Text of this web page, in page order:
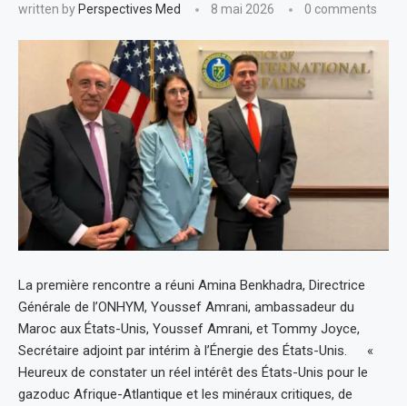
written by Perspectives Med 8 mai 2026 0 comments
La première rencontre a réuni Amina Benkhadra, Directrice
Générale de l’ONHYM, Youssef Amrani, ambassadeur du
Maroc aux États-Unis, Youssef Amrani, et Tommy Joyce,
Secrétaire adjoint par intérim à l’Énergie des États-Unis. «
Heureux de constater un réel intérêt des États-Unis pour le
gazoduc Afrique-Atlantique et les minéraux critiques, de